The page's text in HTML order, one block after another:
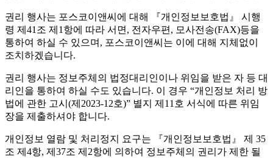
권리 행사는 포스코이앤씨에 대해 『개인정보보호법』 시행
령 제41조 제1항에 따라 서면, 전자우편, 모사전송(FAX)등을
통하여 하실 수 있으며, 포스코이앤씨는 이에 대해 지체없이
조치하겠습니다.
권리 행사는 정보주체의 법정대리인이나 위임을 받은 자 등 대
리인을 통하여 하실 수도 있습니다. 이 경우 “개인정보 처리 방
법에 관한 고시(제2023-12호)” 별지 제11호 서식에 따른 위임
장을 제출하셔야 합니다.
개인정보 열람 및 처리정지 요구는 『개인정보보호법』 제 35
조 제4항, 제37조 제2항에 의하여 정보주체의 권리가 제한 될